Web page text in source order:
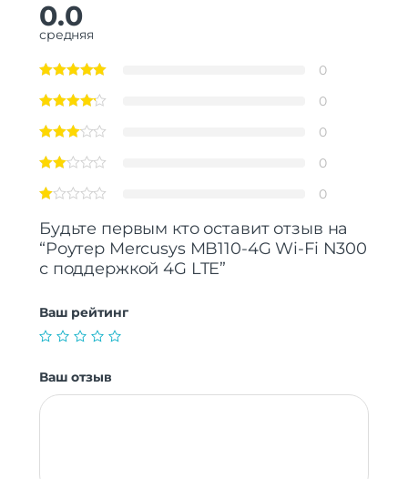
0.0
средняя
0
0
0
0
0
Будьте первым кто оставит отзыв на
“Роутер Mercusys MB110-4G Wi-Fi N300
с поддержкой 4G LTE”
Ваш рейтинг
Ваш отзыв